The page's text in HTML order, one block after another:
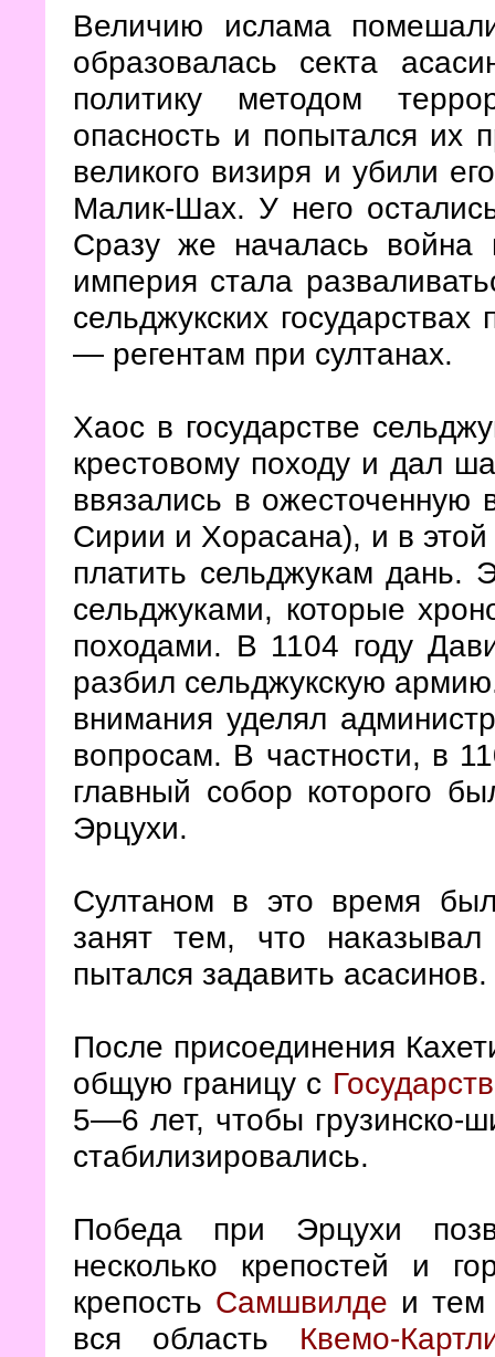
Величию ислама
образовалась секта
политику методом
опасность и попытался их
великого визиря и убили
Малик-Шах. У него
Сразу же началась война
империя стала
сельджукских
— регентам при султанах.
Хаос в государстве
крестовому походу и дал
ввязались в ожесточенную
Сирии и Хорасана), и в этой
платить сельджукам дань.
сельджуками, которые
походами. В 1104 году
разбил сельджукскую
внимания уделял
вопросам. В частности, в
главный собор которого
Эрцухи.
Султаном в это время
занят тем, что
пытался задавить
После присоединения
общую границу с
5—6 лет, чтобы грузинско-
стабилизировались.
Победа при Эрцухи
несколько крепостей и
крепость Самшвилде и тем
вся область
Квемо-